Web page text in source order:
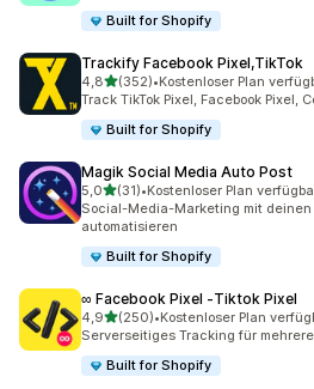
Built for Shopify
Trackify Facebook Pixel,TikTok
4,8von 5 Sternen
(352)
352 Rezensionen insgesamt
•Kostenloser Plan
Track TikTok Pixel, Facebook Pixel,
Built for Shopify
Magik Social Media Auto Post
5,0von 5 Sternen
(31)
31 Rezensionen insgesamt
•Kostenloser Plan
Social-Media-Marketing mit deinen
automatisieren
Built for Shopify
∞ Facebook Pixel ‑Tiktok Pixel
4,9von 5 Sternen
(250)
250 Rezensionen insgesamt
•Kostenloser Plan
Serverseitiges Tracking für
Built for Shopify